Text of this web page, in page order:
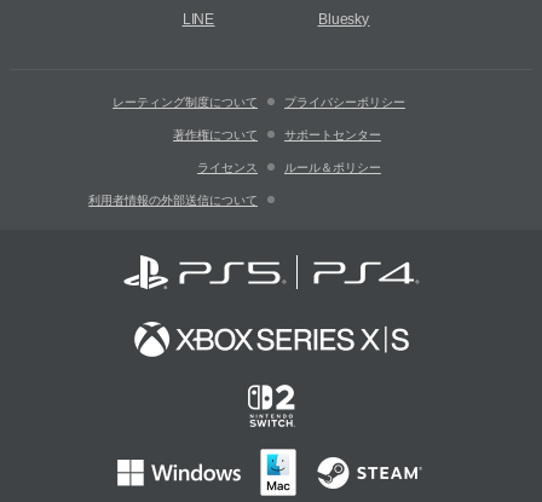
LINE Bluesky
レーティング制度について プライバシーポリシー
著作権について サポートセンター
ライセンス ルール＆ポリシー
利用者情報の外部送信について